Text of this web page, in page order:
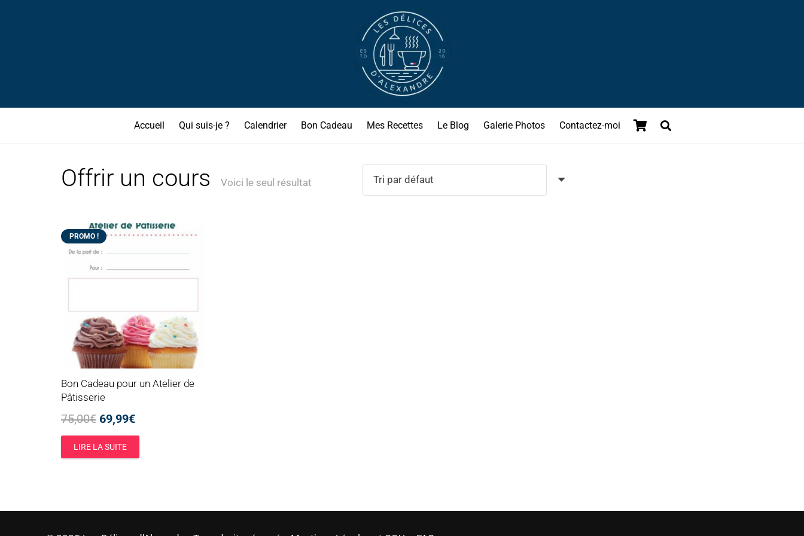
Accueil Qui suis-je ? Calendrier Bon Cadeau Mes Recettes Le Blog Galerie Photos Contactez-moi
Offrir un cours Voici le seul résultat
PROMO !
Bon Cadeau pour un Atelier de
Pâtisserie
75,00€ Le
prix
initial
69,99€Le
prix
LIRE LA SUITE